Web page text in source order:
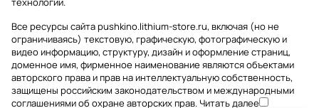
Все ресурсы сайта pushkino.lithium-store.ru, включая (но не
ограничиваясь) текстовую, графическую, фотографическую и
видео информацию, структуру, дизайн и оформление страниц,
доменное имя, фирменное наименование являются объектами
авторского права и прав на интеллектуальную собственность,
защищены российским законодательством и международными
соглашениями об охране авторских прав.Читать далее